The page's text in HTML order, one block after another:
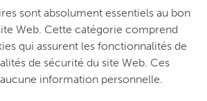
sont absolument essentiels au bon
Web. Cette catégorie comprend
qui assurent les fonctionnalités de
de sécurité du site Web. Ces
information personnelle.